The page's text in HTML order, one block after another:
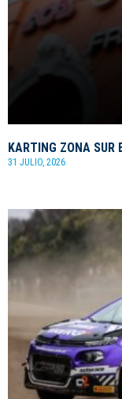
KARTING ZONA SUR
31 JULIO, 2026